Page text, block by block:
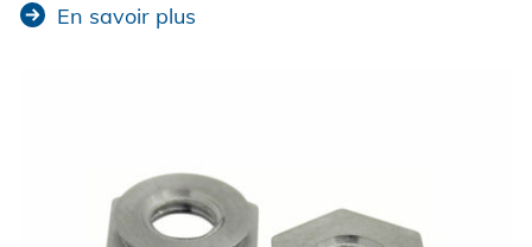
En savoir plus